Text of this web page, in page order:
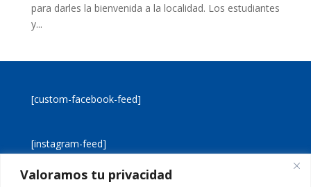
Valoramos tu privacidad
para darles la bienvenida a la localidad. Los estudiantes
y...
[custom-facebook-feed]
[instagram-feed]